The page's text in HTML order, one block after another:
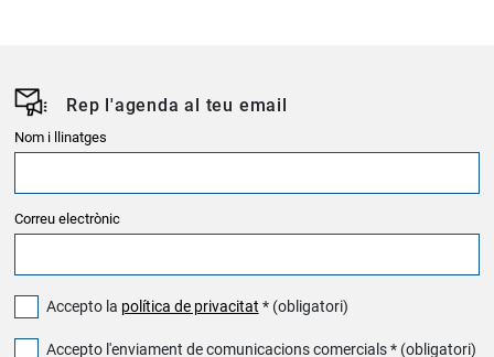
Rep l'agenda al teu email
Nom i llinatges
Correu electrònic
Accepto la política de privacitat * (obligatori)
Accepto l'enviament de comunicacions comercials * (obligatori)